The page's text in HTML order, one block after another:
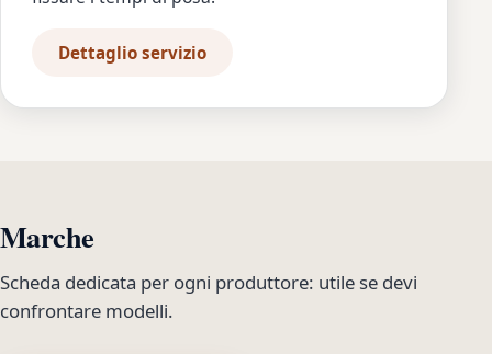
Dettaglio servizio
Marche
Scheda dedicata per ogni produttore: utile se devi
confrontare modelli.